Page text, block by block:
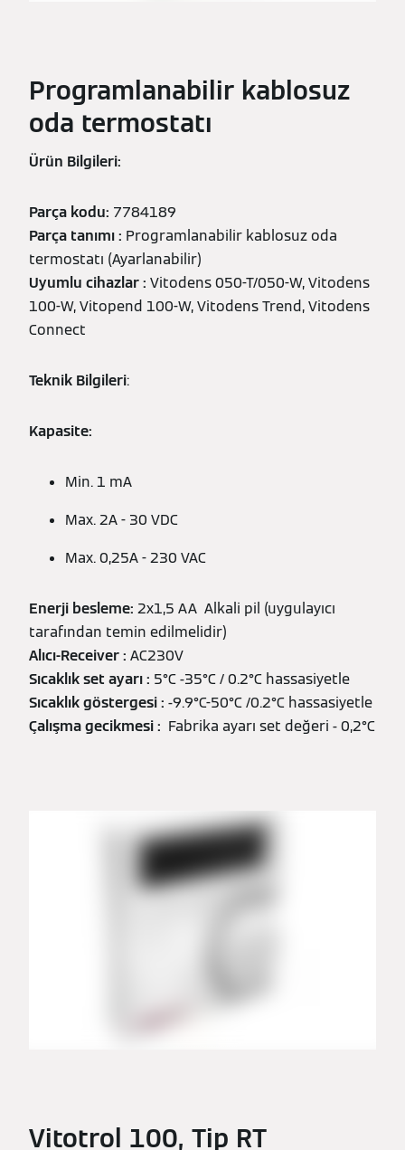
Programlanabilir kablosuz
oda termostatı
Ürün Bilgileri:
Parça kodu: 7784189
Parça tanımı : Programlanabilir kablosuz oda
termostatı (Ayarlanabilir)
Uyumlu cihazlar : Vitodens 050-T/050-W, Vitodens
100-W, Vitopend 100-W, Vitodens Trend, Vitodens
Connect
Teknik Bilgileri:
Kapasite:
Min. 1 mA
Max. 2A - 30 VDC
Max. 0,25A - 230 VAC
Enerji besleme: 2x1,5 AA Alkali pil (uygulayıcı
tarafından temin edilmelidir)
Alıcı-Receiver : AC230V
Sıcaklık set ayarı : 5°C -35°C / 0.2°C hassasiyetle
Sıcaklık göstergesi : -9.9°C-50°C /0.2°C hassasiyetle
Çalışma gecikmesi : Fabrika ayarı set değeri - 0,2°C
Vitotrol 100, Tip RT